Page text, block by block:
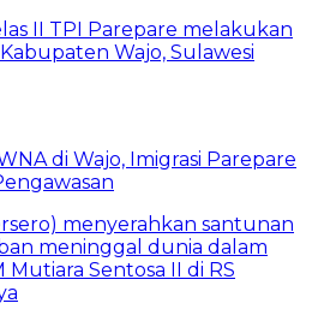
di Wajo, Imigrasi Parepare